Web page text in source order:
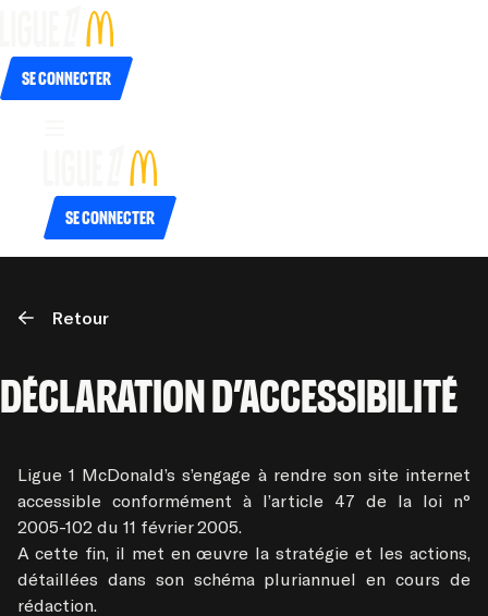
Se connecter
Se connecter
Retour
déclaration d’accessibilité
Ligue 1 McDonald’s s’engage à rendre son site internet
accessible conformément à l’article 47 de la loi n°
2005-102 du 11 février 2005.
A cette fin, il met en œuvre la stratégie et les actions,
détaillées dans son schéma pluriannuel en cours de
rédaction.